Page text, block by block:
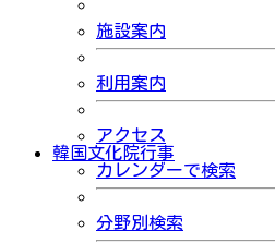
施設案内
利用案内
アクセス
韓国文化院行事
カレンダーで検索
分野別検索